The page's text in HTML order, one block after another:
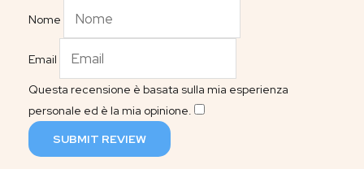
Nome
Email
Questa recensione è basata sulla mia esperienza
personale ed è la mia opinione.
SUBMIT REVIEW